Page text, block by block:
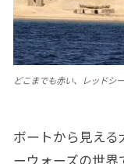
どこまでも赤い、レッドシ
ボートから見え
ーウォーズの世界